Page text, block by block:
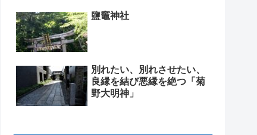
鹽竈神社
別れたい、別れさせたい、
良縁を結び悪縁を絶つ「菊
野大明神」